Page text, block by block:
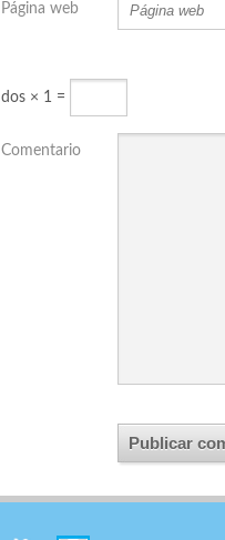
Página web
dos × 1 =
Comentario